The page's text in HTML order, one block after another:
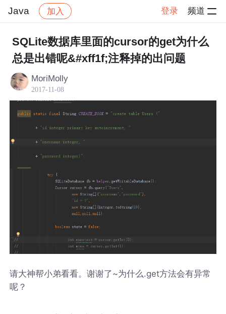
Java 加入 登录 频道
社区 Java 帖子详情
SQLite数据库里面的cursor的get为什么
总是出错呢&#xff1f;注释掉的出问题
MoriMolly
2017-11-08
请大神帮小弟看看。谢谢了~为什么.get方法会有异常
呢？